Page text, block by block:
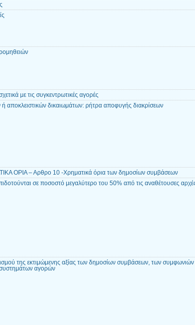
με τις συγκεντρωτικές αγορές
αποκλειστικών δικαιωμάτων: ρήτρα αποφυγής διακρίσεων
ΟΡΙΑ – Αρθρο 10 -Χρηματικά όρια των δημοσίων συμβάσεων
σε ποσοστό μεγαλύτερο του 50% από τις αναθέτουσες
της εκτιμώμενης αξίας των δημοσίων συμβάσεων, των συμφωνιών
αγορών